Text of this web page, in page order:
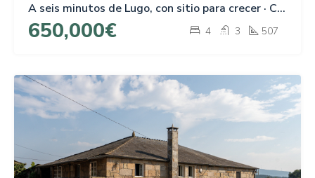
A seis minutos de Lugo, con sitio para crecer · Chalet en A Campiña
650,000€ 4 3 507